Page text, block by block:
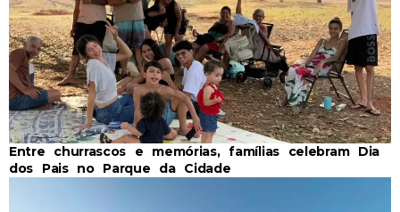
Entre churrascos e memórias, famílias celebram Dia
dos Pais no Parque da Cidade